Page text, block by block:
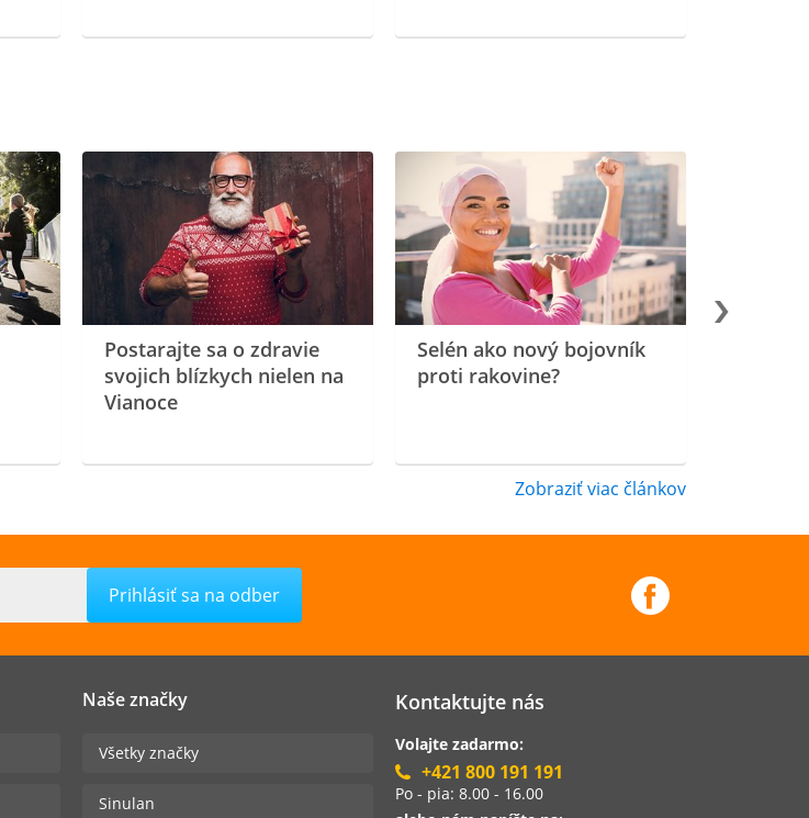
Postarajte sa o zdravie
svojich blízkych nielen na
Vianoce
Selén ako nový bojovník
proti rakovine?
Zobraziť viac článkov
Naše značky
Všetky značky
Sinulan
Kontaktujte nás
Volajte zadarmo:
+421 800 191 191
Po - pia: 8.00 - 16.00